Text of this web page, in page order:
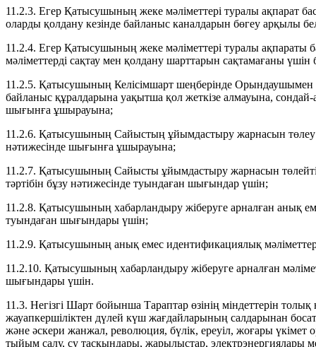
11.2.3. Егер Қатысушының жеке мәліметтері туралы ақпарат
оларды қолдану кезінде байланыс каналдарын бөгеу арқылы
11.2.4. Егер Қатысушының жеке мәліметтері туралы ақпараты
мәліметтерді сақтау мен қолдану шарттарын сақтамағаны үшін
11.2.5. Қатысушының Келісімшарт шеңберінде Орындаушымен
байланыс құралдарына уақытша қол жеткізе алмауына,
шығынға ұшырауына;
11.2.6. Қатысушының Сайыстың ұйымдастыру жарнасын төлеу
нәтижесінде шығынға ұшырауына;
11.2.7. Қатысушының Сайысты ұйымдастыру жарнасын
тәртібін бұзу нәтижесінде туындаған шығындар үшін;
11.2.8. Қатысушының хабарландыру жіберуге арналған анық
туындаған шығындары үшін;
11.2.9. Қатысушының анық емес идентификациялық
11.2.10. Қатысушының хабарландыру жіберуге арналған
шығындары үшін.
11.3. Негізгі Шарт бойынша Тараптар өзінің міндеттерін
жауапкершіліктен дүлей күш жағдайларының салдарынан
және әскери жанжал, революция, бүлік, ереуіл, жоғары үкімет
тыйым салу, су тасқындары, жарылыстар, электрэнергиялары